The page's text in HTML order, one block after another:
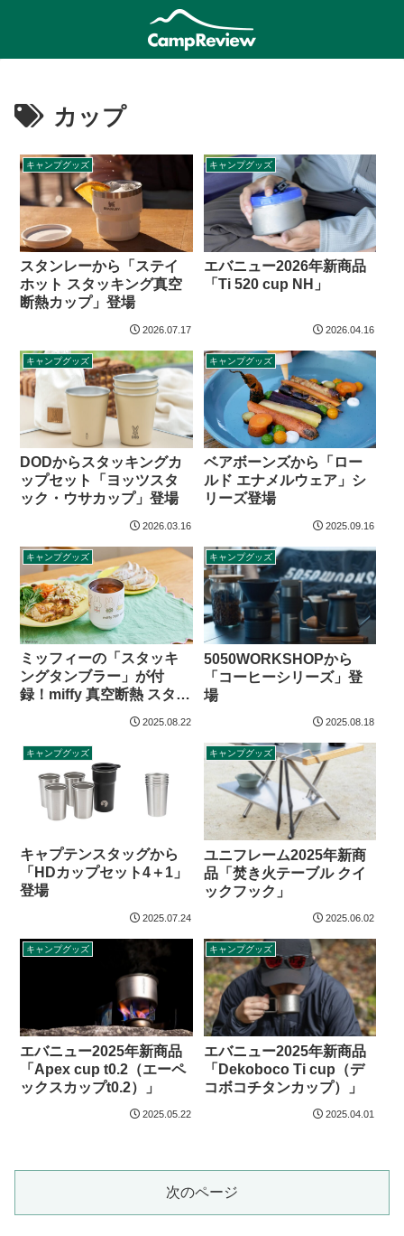
カップ
キャンプグッズ
スタンレーから「ステイ
ホット スタッキング真空
断熱カップ」登場
2026.07.17
キャンプグッズ
エバニュー2026年新商品
「Ti 520 cup NH」
2026.04.16
キャンプグッズ
DODからスタッキングカ
ップセット「ヨッツスタ
ック・ウサカップ」登場
2026.03.16
キャンプグッズ
ベアボーンズから「ロー
ルド エナメルウェア」シ
リーズ登場
2025.09.16
キャンプグッズ
ミッフィーの「スタッキ
ングタンブラー」が付
録！miffy 真空断熱 スタッ
BOOK 70th限定デザイン
ver.
2025.08.22
キャンプグッズ
5050WORKSHOPから
「コーヒーシリーズ」登
場
2025.08.18
キャンプグッズ
キャプテンスタッグから
「HDカップセット4＋1」
登場
2025.07.24
キャンプグッズ
ユニフレーム2025年新商
品「焚き火テーブル クイ
ックフック」
2025.06.02
キャンプグッズ
エバニュー2025年新商品
「Apex cup t0.2（エーペ
ックスカップt0.2）」
2025.05.22
キャンプグッズ
エバニュー2025年新商品
「Dekoboco Ti cup（デ
コボコチタンカップ）」
2025.04.01
次のページ